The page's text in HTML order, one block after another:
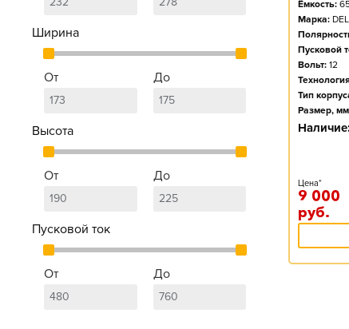
Ширина
От До
Высота
От До
Пусковой ток
От До
Ёмкость:
Марка:
Пусковой
Вольт: 12
Тип
Размер,
Наличие:
Цена*
9 000
руб.